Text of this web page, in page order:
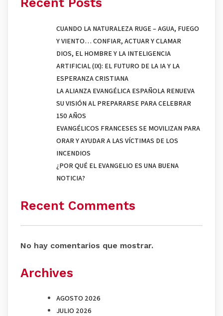
CUANDO LA NATURALEZA RUGE – AGUA, FUEGO
Y VIENTO… CONFIAR, ACTUAR Y CLAMAR
DIOS, EL HOMBRE Y LA INTELIGENCIA
ARTIFICIAL (IX): EL FUTURO DE LA IA Y LA
ESPERANZA CRISTIANA
LA ALIANZA EVANGÉLICA ESPAÑOLA RENUEVA
SU VISIÓN AL PREPARARSE PARA CELEBRAR
150 AÑOS
EVANGÉLICOS FRANCESES SE MOVILIZAN PARA
ORAR Y AYUDAR A LAS VÍCTIMAS DE LOS
INCENDIOS
¿POR QUÉ EL EVANGELIO ES UNA BUENA
NOTICIA?
Recent Comments
No hay comentarios que mostrar.
Archives
AGOSTO 2026
JULIO 2026